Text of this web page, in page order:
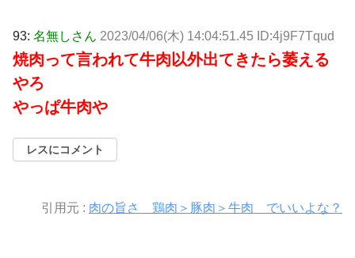
93: 名無しさん 2023/04/06(木) 14:04:51.45 ID:4j9F7Tqud
焼肉って言われて牛肉以外出てきたら萎える
やろ
やっぱ牛肉や
レスにコメント
引用元 : 肉の旨さ 鶏肉＞豚肉＞牛肉 でいいよな？